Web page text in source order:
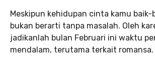
Meskipun kehidupan cinta kamu baik-
bukan berarti tanpa masalah. Oleh
jadikanlah bulan Februari ini waktu
mendalam, terutama terkait romansa.